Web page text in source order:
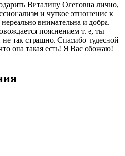
Виталину Олеговна лично,
и чуткое отношение к
внимательна и добра.
пояснением т. е, ты
не так страшно. Спасибо чудесной
она такая есть! Я Вас обожаю!